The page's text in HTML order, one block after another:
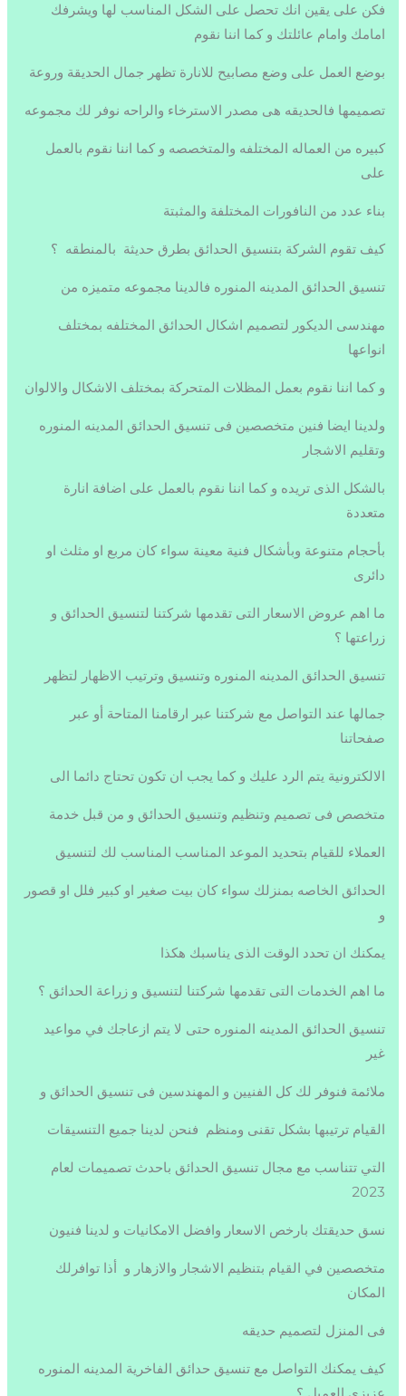
فكن على يقين انك تحصل على الشكل المناسب لها ويشرفك
امامك وامام عائلتك و كما اننا نقوم
بوضع العمل على وضع مصابيح للانارة تظهر جمال الحديقة وروعة
تصميمها فالحديقه هى مصدر الاسترخاء والراحه نوفر لك مجموعه
كبيره من العماله المختلفه والمتخصصه و كما اننا نقوم بالعمل
على
بناء عدد من النافورات المختلفة والمثبتة
كيف تقوم الشركة بتنسيق الحدائق بطرق حديثة بالمنطقه ؟
تنسيق الحدائق المدينه المنوره فالدينا مجموعه متميزه من
مهندسى الديكور لتصميم اشكال الحدائق المختلفه بمختلف
انواعها
و كما اننا نقوم بعمل المظلات المتحركة بمختلف الاشكال والالوان
ولدينا ايضا فنين متخصصين فى تنسيق الحدائق المدينه المنوره
وتقليم الاشجار
بالشكل الذى تريده و كما اننا نقوم بالعمل على اضافة انارة
متعددة
بأحجام متنوعة وبأشكال فنية معينة سواء كان مربع او مثلث او
دائرى
ما اهم عروض الاسعار التى تقدمها شركتنا لتنسيق الحدائق و
زراعتها ؟
تنسيق الحدائق المدينه المنوره وتنسيق وترتيب الاظهار لتظهر
جمالها عند التواصل مع شركتنا عبر ارقامنا المتاحة أو عبر
صفحاتنا
الالكترونية يتم الرد عليك و كما يجب ان تكون تحتاج دائما الى
متخصص فى تصميم وتنظيم وتنسيق الحدائق و من قبل خدمة
العملاء للقيام بتحديد الموعد المناسب المناسب لك لتنسيق
الحدائق الخاصه بمنزلك سواء كان بيت صغير او كبير فلل او قصور
و
يمكنك ان تحدد الوقت الذى يناسبك هكذا
ما اهم الخدمات التى تقدمها شركتنا لتنسيق و زراعة الحدائق ؟
تنسيق الحدائق المدينه المنوره حتى لا يتم ازعاجك في مواعيد
غير
ملائمة فنوفر لك كل الفنيين و المهندسين فى تنسيق الحدائق و
القيام ترتيبها بشكل تقنى ومنظم فنحن لدينا جميع التنسيقات
التي تتناسب مع مجال تنسيق الحدائق باحدث تصميمات لعام
2023
نسق حديقتك بارخص الاسعار وافضل الامكانيات و لدينا فنيون
متخصصين في القيام بتنظيم الاشجار والازهار و أذا توافرلك
المكان
فى المنزل لتصميم حديقه
كيف يمكنك التواصل مع تنسيق حدائق الفاخرية المدينه المنوره